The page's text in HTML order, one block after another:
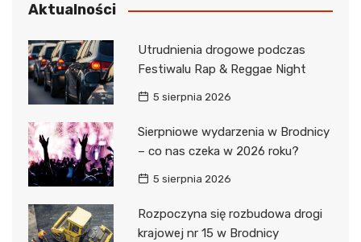
Aktualności
Utrudnienia drogowe podczas
Festiwalu Rap & Reggae Night
5 sierpnia 2026
Sierpniowe wydarzenia w Brodnicy
– co nas czeka w 2026 roku?
5 sierpnia 2026
Rozpoczyna się rozbudowa drogi
krajowej nr 15 w Brodnicy